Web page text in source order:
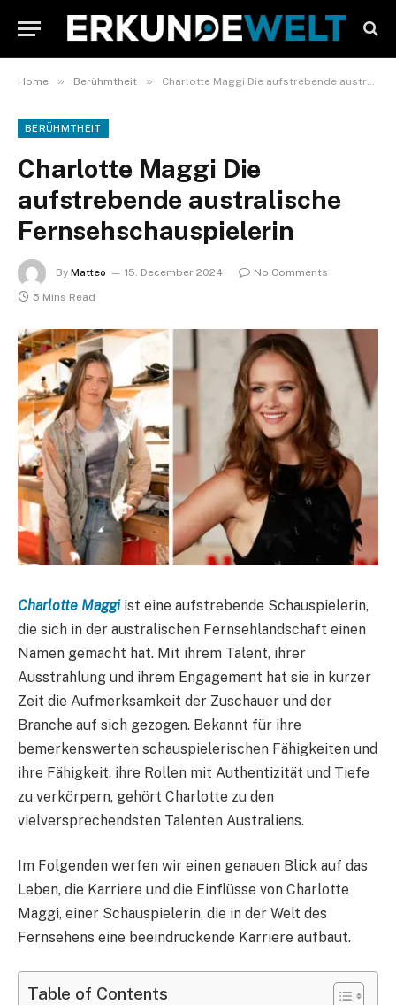
Home » Berühmtheit » Charlotte Maggi Die aufstrebende australische Fernsehschauspielerin
BERÜHMTHEIT
Charlotte Maggi Die
aufstrebende australische
Fernsehschauspielerin
By Matteo 15. December 2024
No Comments
5 Mins Read
Charlotte Maggiist eine aufstrebende Schauspielerin,
die sich in der australischen Fernsehlandschaft einen
Namen gemacht hat. Mit ihrem Talent, ihrer
Ausstrahlung und ihrem Engagement hat sie in kurzer
Zeit die Aufmerksamkeit der Zuschauer und der
Branche auf sich gezogen. Bekannt für ihre
bemerkenswerten schauspielerischen Fähigkeiten und
ihre Fähigkeit, ihre Rollen mit Authentizität und Tiefe
zu verkörpern, gehört Charlotte zu den
vielversprechendsten Talenten Australiens.
Im Folgenden werfen wir einen genauen Blick auf das
Leben, die Karriere und die Einflüsse von Charlotte
Maggi, einer Schauspielerin, die in der Welt des
Fernsehens eine beeindruckende Karriere aufbaut.
Table of Contents